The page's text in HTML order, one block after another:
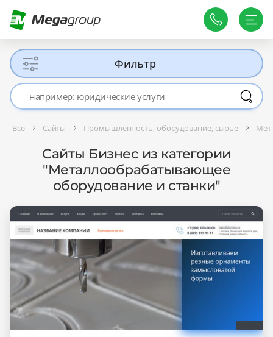
Фильтр
Все Сайты Промышленность, оборудование, сырье
Сайты Бизнес из категории
"Металлообрабатывающее
оборудование и станки"